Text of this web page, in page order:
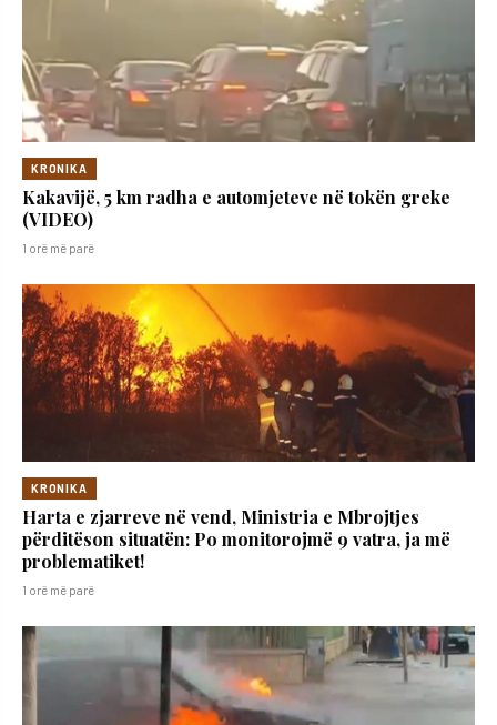
KRONIKA
Kakavijë, 5 km radha e automjeteve në tokën greke
(VIDEO)
1 orë më parë
KRONIKA
Harta e zjarreve në vend, Ministria e Mbrojtjes
përditëson situatën: Po monitorojmë 9 vatra, ja më
problematiket!
1 orë më parë